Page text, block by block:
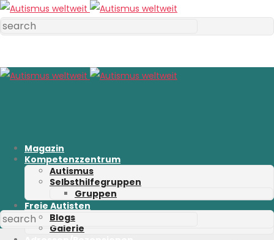
Magazin
Kompetenzzentrum
Autismus
Selbsthilfegruppen
Gruppen
Freie Autisten
Blogs
Galerie